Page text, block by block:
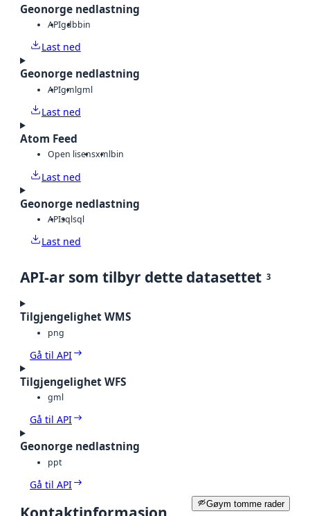
Geonorge nedlastning
APIgdbbin
Last ned
Geonorge nedlastning
APIgmlgml
Last ned
Atom Feed
Open lisensxmlbin
Last ned
Geonorge nedlastning
APIsqlsql
Last ned
API-ar som tilbyr dette datasettet 3
Tilgjengelighet WMS
png
Gå til API
Tilgjengelighet WFS
gml
Gå til API
Geonorge nedlastning
ppt
Gå til API
Gøym tomme rader